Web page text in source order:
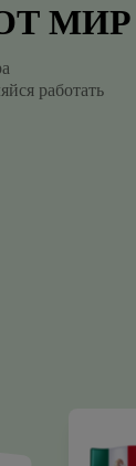
МИР
работать